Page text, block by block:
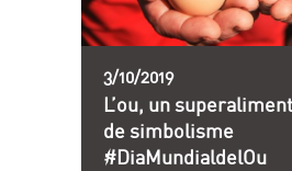
3/10/2019
L’ou, un
de simbolisme
#DiaMundialdelOu